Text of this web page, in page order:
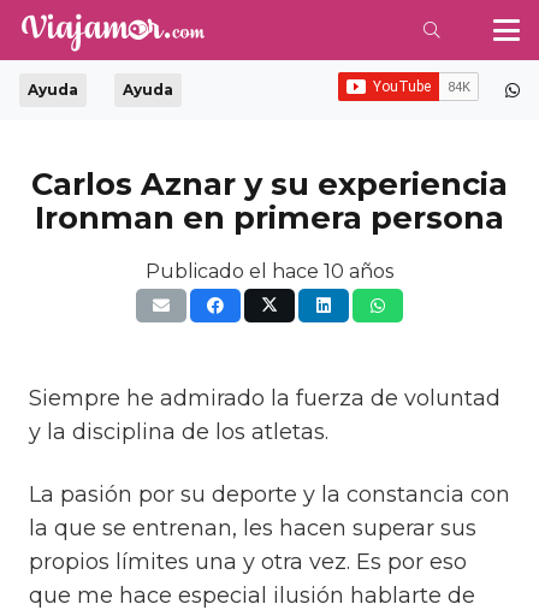
Ayuda Ayuda
Carlos Aznar y su experiencia
Ironman en primera persona
Publicado el hace 10 años
Siempre he admirado la fuerza de voluntad
y la disciplina de los atletas.
La pasión por su deporte y la constancia con
la que se entrenan, les hacen superar sus
propios límites una y otra vez. Es por eso
que me hace especial ilusión hablarte de